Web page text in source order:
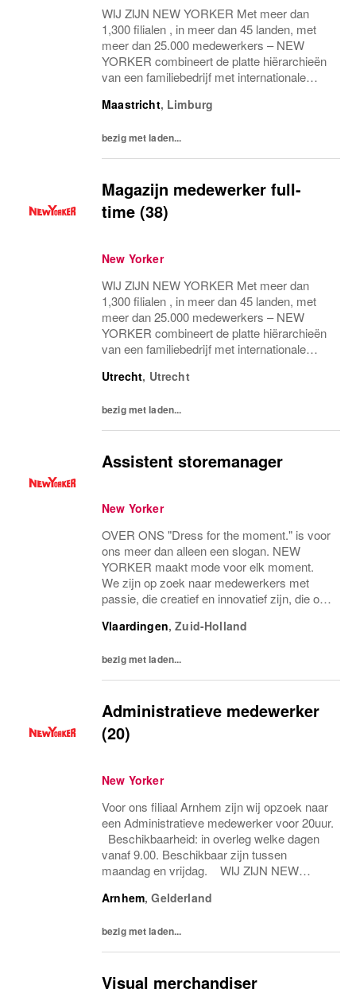
WIJ ZIJN NEW YORKER Met meer dan
1,300 filialen , in meer dan 45 landen, met
meer dan 25.000 medewerkers – NEW
YORKER combineert de platte hiërarchieën
van een familiebedrijf met internationale
werkomgeving. WEES NEW YORKER
Maastricht, Limburg
bezig met laden...
Magazijn medewerker full-
time (38)
New Yorker
WIJ ZIJN NEW YORKER Met meer dan
1,300 filialen , in meer dan 45 landen, met
meer dan 25.000 medewerkers – NEW
YORKER combineert de platte hiërarchieën
van een familiebedrijf met internationale
werkomgeving. WEES NEW YORKER
Utrecht, Utrecht
bezig met laden...
Assistent storemanager
New Yorker
OVER ONS "Dress for the moment." is voor
ons meer dan alleen een slogan. NEW
YORKER maakt mode voor elk moment.
We zijn op zoek naar medewerkers met
passie, die creatief en innovatief zijn, die ons
enthousiasme en ons voortdurend opnieuw
Vlaardingen,Zuid-Holland
bezig met laden...
Administratieve medewerker
(20)
New Yorker
Voor ons filiaal Arnhem zijn wij opzoek naar
een Administratieve medewerker voor 20uur.
Beschikbaarheid: in overleg welke dagen
vanaf 9.00. Beschikbaar zijn tussen
maandag en vrijdag. WIJ ZIJN NEW
meer dan 45 landen, met meer dan 25.000
Arnhem,Gelderland
bezig met laden...
Visual merchandiser